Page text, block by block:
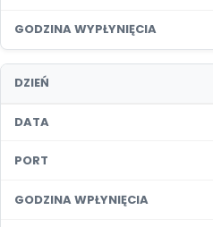
GODZINA WYPŁYNIĘCIA
DZIEŃ
DATA
PORT
GODZINA WPŁYNIĘCIA